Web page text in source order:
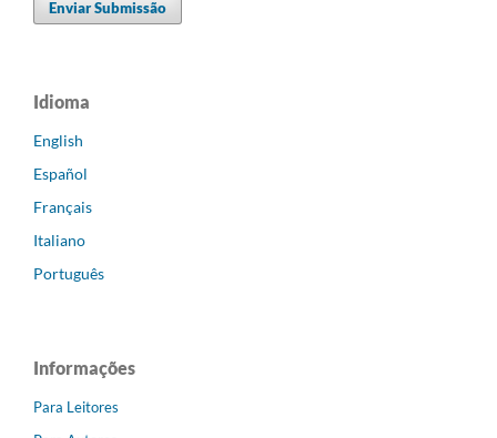
Enviar Submissão
Idioma
English
Español
Français
Italiano
Português
Informações
Para Leitores